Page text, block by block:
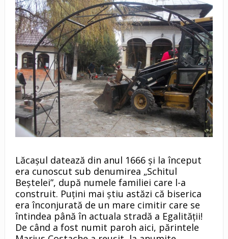
Lăcaşul datează din anul 1666 şi la început
era cunoscut sub denumirea „Schitul
Beştelei”, după numele familiei care l-a
construit. Puţini mai ştiu astăzi că biserica
era înconjurată de un mare cimitir care se
întindea până în actuala stradă a Egalităţii!
De când a fost numit paroh aici, părintele